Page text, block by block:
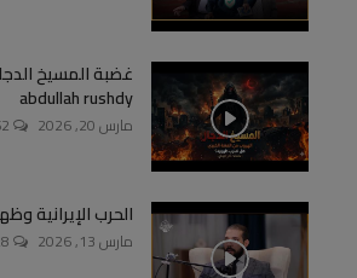
غضبة المسيخ
abdullah rushdy
مارس 20, 2026 262
الحرب الإيرانية
مارس 13, 2026 628